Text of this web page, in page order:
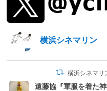
横浜シネマリン
横浜シネマリ
遠藤協『軍服を着た